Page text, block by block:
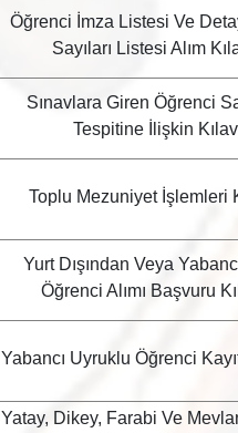
Öğrenci İmza Listesi Ve
Sayıları Listesi Alım
Sınavlara Giren Öğrenci
Tespitine İlişkin
Toplu Mezuniyet İşlemleri
Yurt Dışından Veya
Öğrenci Alımı Başvuru
Yabancı Uyruklu Öğrenci
Yatay, Dikey, Farabi Ve